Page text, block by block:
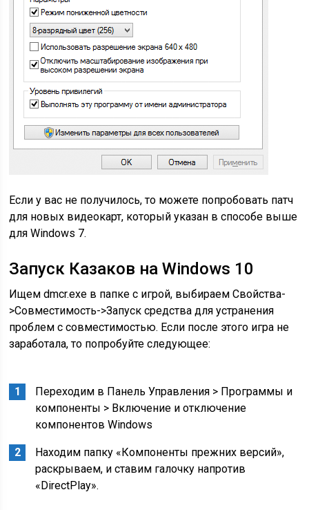
Если у вас не получилось, то можете попробовать патч
для новых видеокарт, который указан в способе выше
для Windows 7.
Запуск Казаков на Windows 10
Ищем dmcr.exe в папке с игрой, выбираем Свойства-
>Совместимость->Запуск средства для устранения
проблем с совместимостью. Если после этого игра не
заработала, то попробуйте следующее:
Переходим в Панель Управления > Программы и
компоненты > Включение и отключение
компонентов Windows
Находим папку «Компоненты прежних версий»,
раскрываем, и ставим галочку напротив
«DirectPlay».